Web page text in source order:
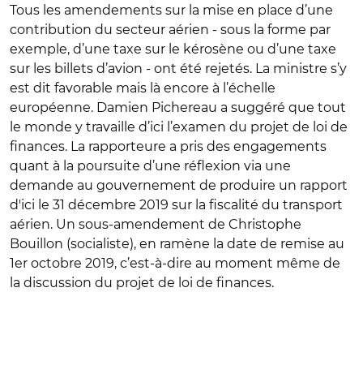
Tous les amendements sur la mise en place d’une
contribution du secteur aérien - sous la forme par
exemple, d’une taxe sur le kérosène ou d’une taxe
sur les billets d’avion - ont été rejetés. La ministre s’y
est dit favorable mais là encore à l’échelle
européenne. Damien Pichereau a suggéré que tout
le monde y travaille d’ici l’examen du projet de loi de
finances. La rapporteure a pris des engagements
quant à la poursuite d’une réflexion via une
demande au gouvernement de produire un rapport
d'ici le 31 décembre 2019 sur la fiscalité du transport
aérien. Un sous-amendement de Christophe
Bouillon (socialiste), en ramène la date de remise au
1er octobre 2019, c’est-à-dire au moment même de
la discussion du projet de loi de finances.